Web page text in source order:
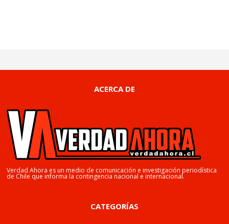
ACERCA DE
Verdad Ahora es un medio de comunicación e investigación periodística
de Chile que informa la contingencia nacional e internacional.
CATEGORÍAS